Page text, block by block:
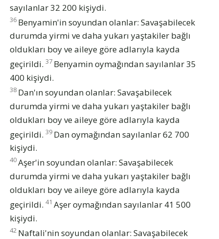
sayılanlar 32 200 kişiydi.
36 Benyamin'in soyundan olanlar: Savaşabilecek
durumda yirmi ve daha yukarı yaştakiler bağlı
oldukları boy ve aileye göre adlarıyla kayda
geçirildi. 37 Benyamin oymağından sayılanlar 35
400 kişiydi.
38 Dan'ın soyundan olanlar: Savaşabilecek
durumda yirmi ve daha yukarı yaştakiler bağlı
oldukları boy ve aileye göre adlarıyla kayda
geçirildi. 39 Dan oymağından sayılanlar 62 700
kişiydi.
40Aşer'in soyundan olanlar: Savaşabilecek
durumda yirmi ve daha yukarı yaştakiler bağlı
oldukları boy ve aileye göre adlarıyla kayda
geçirildi. 41 Aşer oymağından sayılanlar 41 500
kişiydi.
42 Naftali'nin soyundan olanlar: Savaşabilecek